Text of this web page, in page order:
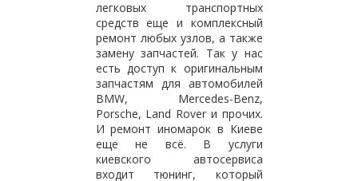
легковых транспортных
средств еще и комплексный
ремонт любых узлов, а также
замену запчастей. Так у нас
есть доступ к оригинальным
запчастям для автомобилей
BMW, Mercedes-Benz,
Porsche, Land Rover и прочих.
И ремонт иномарок в Киеве
еще не всё. В услуги
киевского автосервиса
входит тюнинг, который